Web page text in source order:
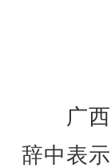
广西
辞中表